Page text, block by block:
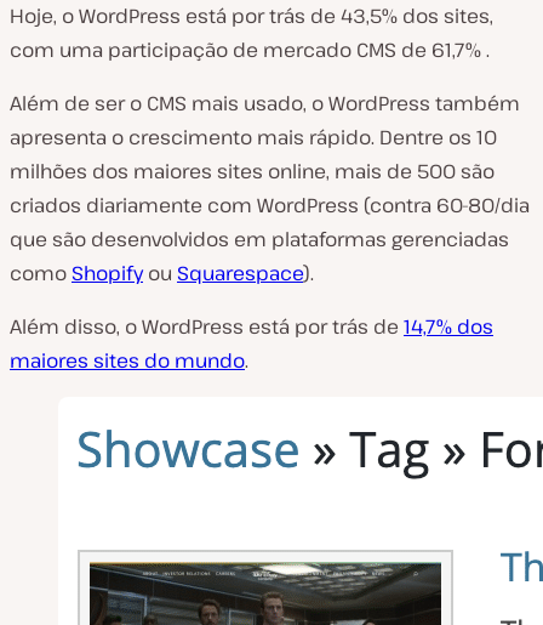
Hoje, o WordPress está por trás de 43,5% dos sites,
com uma participação de mercado CMS de 61,7% .
Além de ser o CMS mais usado, o WordPress também
apresenta o crescimento mais rápido. Dentre os 10
milhões dos maiores sites online, mais de 500 são
criados diariamente com WordPress (contra 60-80/dia
que são desenvolvidos em plataformas gerenciadas
como Shopifyou Squarespace).
Além disso, o WordPress está por trás de 14,7% dos
maiores sites do mundo.